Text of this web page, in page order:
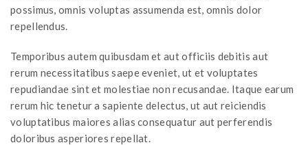
possimus, omnis voluptas assumenda est, omnis dolor
repellendus.
Temporibus autem quibusdam et aut officiis debitis aut
rerum necessitatibus saepe eveniet, ut et voluptates
repudiandae sint et molestiae non recusandae. Itaque earum
rerum hic tenetur a sapiente delectus, ut aut reiciendis
voluptatibus maiores alias consequatur aut perferendis
doloribus asperiores repellat.